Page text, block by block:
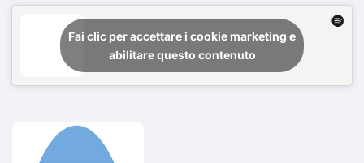
Fai clic per accettare i cookie marketing e
abilitare questo contenuto